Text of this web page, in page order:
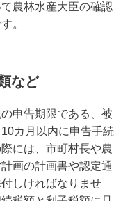
農林水産大臣の確認
。
など
申告期限である、被
カ月以内に申告手続
には、市町村長や農
画の計画書や認定通
しければなりませ